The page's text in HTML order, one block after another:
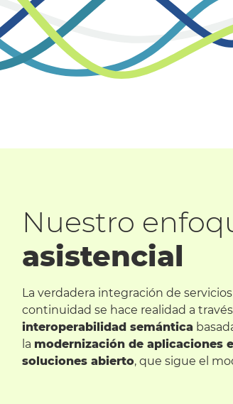
Nuestro
asistencial
La verdadera integración de
continuidad se hace realidad a
interoperabilidad semántica
la modernización de aplicaciones
soluciones abierto, que sigue el